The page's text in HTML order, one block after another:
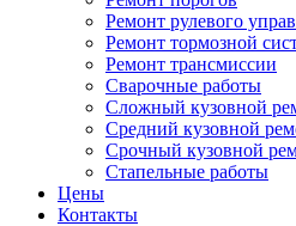
Ремонт рулевого
Ремонт тормозной
Ремонт трансмиссии
Сварочные работы
Сложный кузовной
Средний кузовной
Срочный кузовной
Стапельные работы
Цены
Контакты